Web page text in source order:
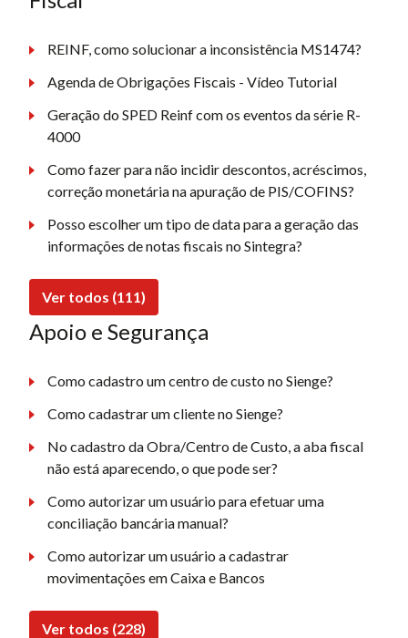
REINF, como solucionar a inconsistência MS1474?
Agenda de Obrigações Fiscais - Vídeo Tutorial
Geração do SPED Reinf com os eventos da série R-
4000
Como fazer para não incidir descontos, acréscimos,
correção monetária na apuração de PIS/COFINS?
Posso escolher um tipo de data para a geração das
informações de notas fiscais no Sintegra?
Ver todos (111)
Apoio e Segurança
Como cadastro um centro de custo no Sienge?
Como cadastrar um cliente no Sienge?
No cadastro da Obra/Centro de Custo, a aba fiscal
não está aparecendo, o que pode ser?
Como autorizar um usuário para efetuar uma
conciliação bancária manual?
Como autorizar um usuário a cadastrar
movimentações em Caixa e Bancos
Ver todos (228)